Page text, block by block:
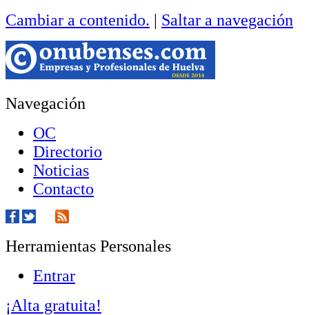
Cambiar a contenido. | Saltar a navegación
Navegación
OC
Directorio
Noticias
Contacto
Herramientas Personales
Entrar
¡Alta gratuita!